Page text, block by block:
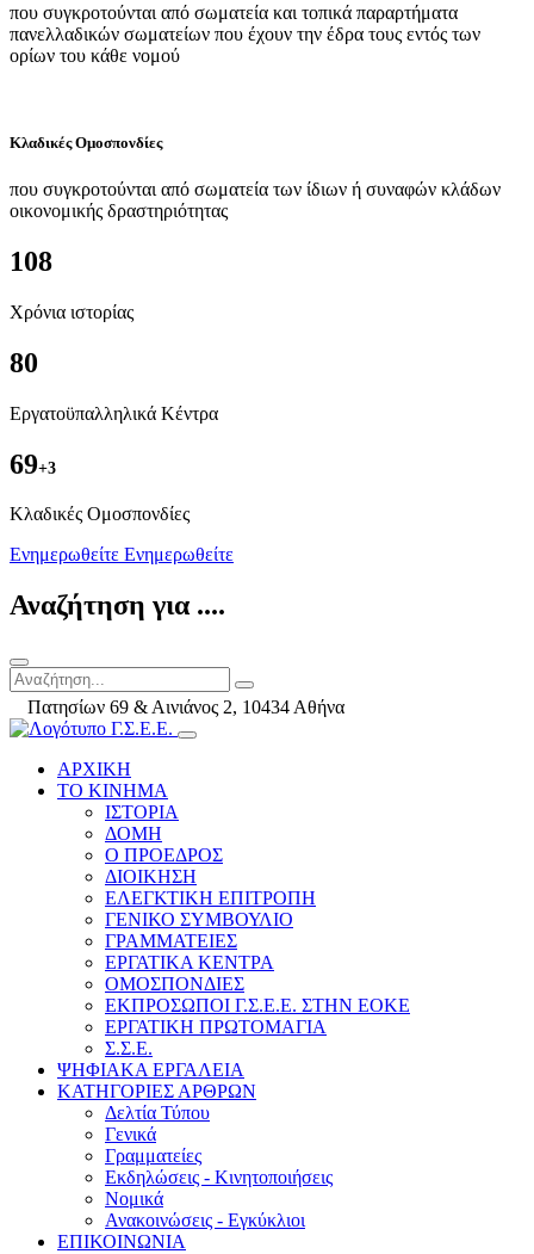
που συγκροτούνται από σωματεία και τοπικά παραρτήματα
πανελλαδικών σωματείων που έχουν την έδρα τους εντός των
ορίων του κάθε νομού
Κλαδικές Ομοσπονδίες
που συγκροτούνται από σωματεία των ίδιων ή συναφών κλάδων
οικονομικής δραστηριότητας
108
Χρόνια ιστορίας
80
Εργατοϋπαλληλικά Κέντρα
69+3
Kλαδικές Ομοσπονδίες
Ενημερωθείτε Ενημερωθείτε
Αναζήτηση για ....
Πατησίων 69 & Αινιάνος 2, 10434 Αθήνα
ΑΡΧΙΚΗ
ΤΟ ΚΙΝΗΜΑ
ΙΣΤΟΡΙΑ
ΔΟΜΗ
Ο ΠΡΟΕΔΡΟΣ
ΔΙΟΙΚΗΣΗ
ΕΛΕΓΚΤΙΚΗ ΕΠΙΤΡΟΠΗ
ΓΕΝΙΚΟ ΣΥΜΒΟΥΛΙΟ
ΓΡΑΜΜΑΤΕΙΕΣ
ΕΡΓΑΤΙΚΑ ΚΕΝΤΡΑ
ΟΜΟΣΠΟΝΔΙΕΣ
ΕΚΠΡΟΣΩΠΟΙ Γ.Σ.Ε.Ε. ΣΤΗΝ ΕΟΚΕ
ΕΡΓΑΤΙΚΗ ΠΡΩΤΟΜΑΓΙΑ
Σ.Σ.Ε.
ΨΗΦΙΑΚΑ ΕΡΓΑΛΕΙΑ
ΚΑΤΗΓΟΡΙΕΣ ΑΡΘΡΩΝ
Δελτία Τύπου
Γενικά
Γραμματείες
Εκδηλώσεις - Κινητοποιήσεις
Νομικά
Ανακοινώσεις - Εγκύκλιοι
ΕΠΙΚΟΙΝΩΝΙΑ